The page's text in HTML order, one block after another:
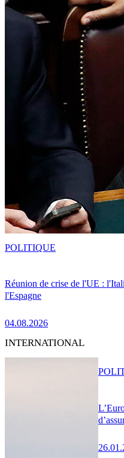
Réunion de crise de l'UE :
l'Espagne
04.08.2026
POLITIQUE
INTERNATIONAL